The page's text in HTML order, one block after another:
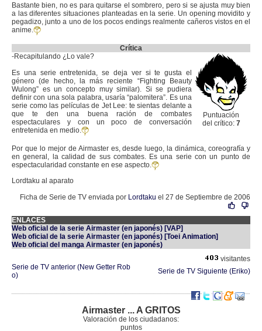
Bastante bien, no es para quitarse el sombrero, pero si se ajusta muy bien
a las diferentes situaciones planteadas en la serie. Un opening movidito y
pegadizo, junto a uno de los pocos endings realmente cañeros vistos en el
anime.
Crítica
Puntuación
del crítico: 7
-Recapitulando ¿Lo vale?
Es una serie entretenida, se deja ver si te gusta el
género (de hecho, la más reciente “Fighting Beauty
Wulong” es un concepto muy similar). Si se pudiera
definir con una sola palabra, usaría “palomitera”. Es una
serie como las películas de Jet Lee: te sientas delante a
que te den una buena ración de combates
espectaculares y con un poco de conversación
entretenida en medio.
Por que lo mejor de Airmaster es, desde luego, la dinámica, coreografía y
en general, la calidad de sus combates. Es una serie con un punto de
espectacularidad constante en ese aspecto.
Lordtaku al aparato
Ficha de Serie de TV enviada por Lordtaku el 27 de Septiembre de 2006
ENLACES
Web oficial de la serie Airmaster (en japonés) [VAP]
Web oficial de la serie Airmaster (en japonés) [Toei Animation]
Web oficial del manga Airmaster (en japonés)
visitantes
Serie de TV anterior (New Getter Rob
o)
Serie de TV Siguiente (Eriko)
Airmaster ... A GRITOS
Valoración de los ciudadanos:
puntos